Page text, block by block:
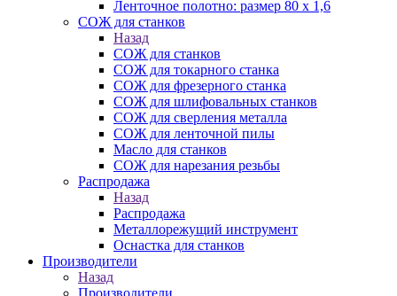
Ленточное полотно: размер 80 х 1,6
СОЖ для станков
Назад
СОЖ для станков
СОЖ для токарного станка
СОЖ для фрезерного станка
СОЖ для шлифовальных станков
СОЖ для сверления металла
СОЖ для ленточной пилы
Масло для станков
СОЖ для нарезания резьбы
Распродажа
Назад
Распродажа
Металлорежущий инструмент
Оснастка для станков
Производители
Назад
Производители